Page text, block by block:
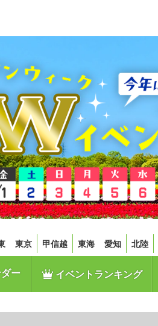
東京 甲信越 東海 愛知 北陸
ー イベントランキング